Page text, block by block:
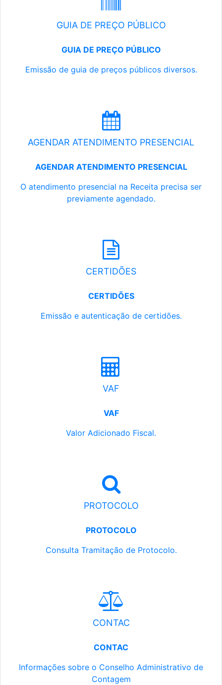
GUIA DE PREÇO PÚBLICO
GUIA DE PREÇO PÚBLICO
Emissão de guia de preços públicos diversos.
AGENDAR ATENDIMENTO PRESENCIAL
AGENDAR ATENDIMENTO PRESENCIAL
O atendimento presencial na Receita precisa ser
previamente agendado.
CERTIDÕES
CERTIDÕES
Emissão e autenticação de certidões.
VAF
VAF
Valor Adicionado Fiscal.
PROTOCOLO
PROTOCOLO
Consulta Tramitação de Protocolo.
CONTAC
CONTAC
Informações sobre o Conselho Administrativo de
Contagem